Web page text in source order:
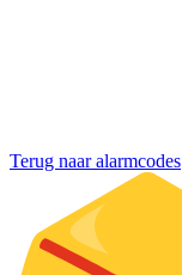
Terug naar alarmcodes